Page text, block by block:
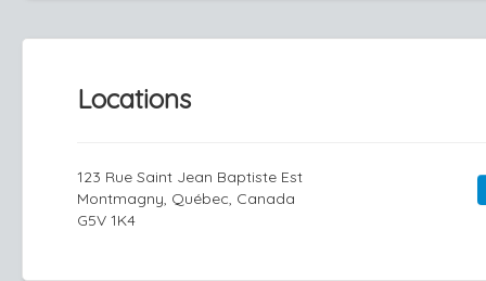
Locations
123 Rue Saint Jean Baptiste Est
Montmagny, Québec, Canada
G5V 1K4